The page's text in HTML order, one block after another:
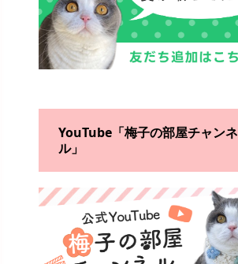
YouTube「梅子の部屋チャンネ
ル」